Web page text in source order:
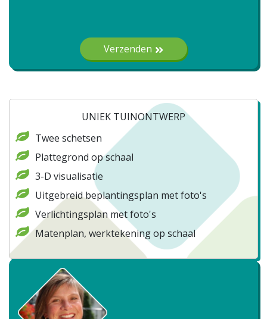
Verzenden
UNIEK TUINONTWERP
Twee schetsen
Plattegrond op schaal
3-D visualisatie
Uitgebreid beplantingsplan met foto's
Verlichtingsplan met foto's
Matenplan, werktekening op schaal